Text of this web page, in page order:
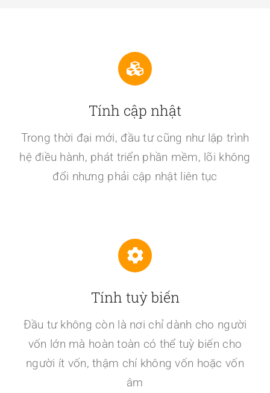
Tính cập nhật
Trong thời đại mới, đầu tư cũng như lập trình
hệ điều hành, phát triển phần mềm, lõi không
đổi nhưng phải cập nhật liên tục
Tính tuỳ biến
Đầu tư không còn là nơi chỉ dành cho người
vốn lớn mà hoàn toàn có thể tuỳ biến cho
người ít vốn, thậm chí không vốn hoặc vốn
âm